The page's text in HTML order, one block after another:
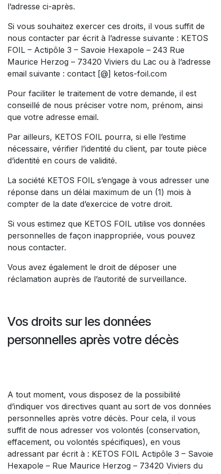
l’adresse ci-après.
Si vous souhaitez exercer ces droits, il vous suffit de
nous contacter par écrit à l’adresse suivante : KETOS
FOIL – Actipôle 3 – Savoie Hexapole – 243 Rue
Maurice Herzog – 73420 Viviers du Lac ou à l’adresse
email suivante : contact [@] ketos-foil.com
Pour faciliter le traitement de votre demande, il est
conseillé de nous préciser votre nom, prénom, ainsi
que votre adresse email.
Par ailleurs, KETOS FOIL pourra, si elle l’estime
nécessaire, vérifier l’identité du client, par toute pièce
d’identité en cours de validité.
La société KETOS FOIL s’engage à vous adresser une
réponse dans un délai maximum de un (1) mois à
compter de la date d’exercice de votre droit.
Si vous estimez que KETOS FOIL utilise vos données
personnelles de façon inappropriée, vous pouvez
nous contacter.
Vous avez également le droit de déposer une
réclamation auprès de l’autorité de surveillance.
Vos droits sur les données
personnelles après votre décès
A tout moment, vous disposez de la possibilité
d’indiquer vos directives quant au sort de vos données
personnelles après votre décès. Pour cela, il vous
suffit de nous adresser vos volontés (conservation,
effacement, ou volontés spécifiques), en vous
adressant par écrit à : KETOS FOIL Actipôle 3 – Savoie
Hexapole – Rue Maurice Herzog – 73420 Viviers du